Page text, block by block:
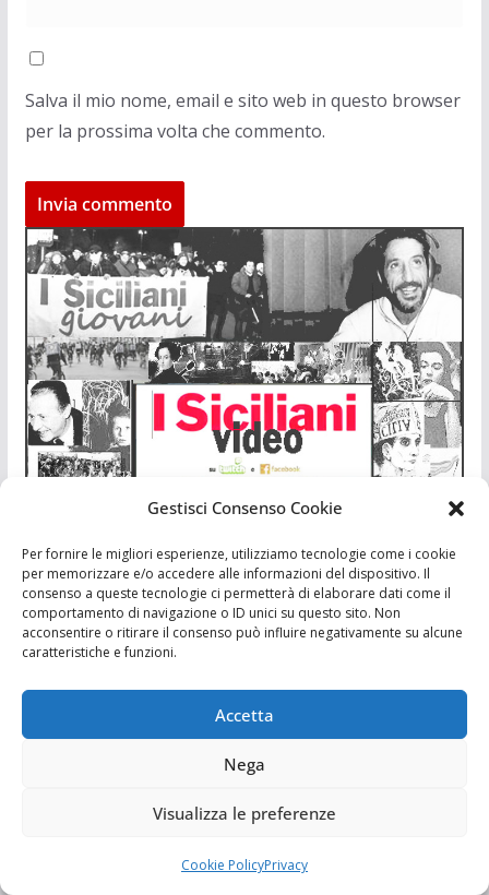
Gestisci Consenso Cookie
Per fornire le migliori esperienze, utilizziamo tecnologie come i cookie
per memorizzare e/o accedere alle informazioni del dispositivo. Il
consenso a queste tecnologie ci permetterà di elaborare dati come il
comportamento di navigazione o ID unici su questo sito. Non
acconsentire o ritirare il consenso può influire negativamente su alcune
caratteristiche e funzioni.
Accetta
Nega
Visualizza le preferenze
Cookie PolicyPrivacy
Salva il mio nome, email e sito web in questo browser
per la prossima volta che commento.